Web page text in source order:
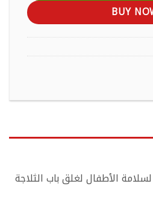
BUY
الأطفال لغلق باب الثلاجة